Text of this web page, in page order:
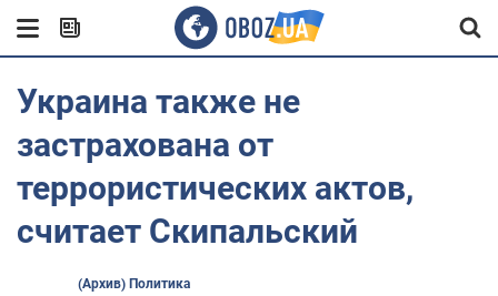
Украина также не
застрахована от
террористических актов,
считает Скипальский
(Архив) Политика